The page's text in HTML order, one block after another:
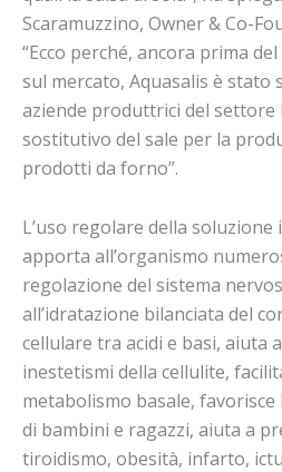
Scaramuzzino, Owner & Co-
“Ecco perché, ancora prima
sul mercato, Aquasalis è stato
aziende produttrici del settore
sostitutivo del sale per la
prodotti da forno”.
L’uso regolare della soluzione
apporta all’organismo
regolazione del sistema
all’idratazione bilanciata del
cellulare tra acidi e basi, aiuta
inestetismi della cellulite,
metabolismo basale,
di bambini e ragazzi, aiuta a
tiroidismo, obesità, infarto,